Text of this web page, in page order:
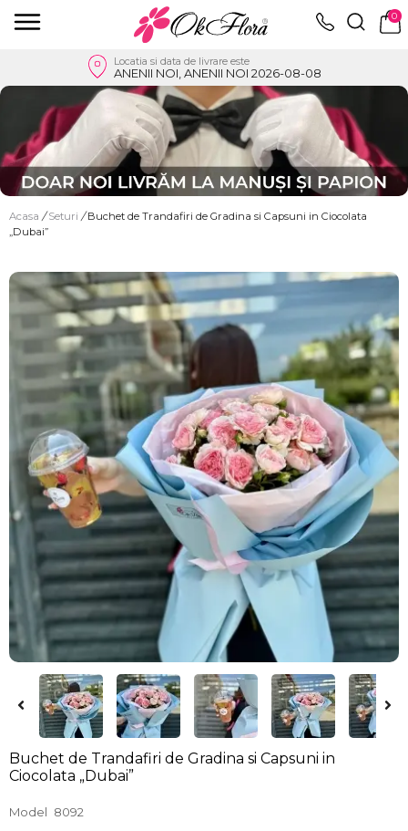
0
Locatia si data de livrare este
ANENII NOI, ANENII NOI 2026-08-08
Acasa / Seturi / Buchet de Trandafiri de Gradina si Capsuni in Ciocolata
„Dubai”
Buchet de Trandafiri de Gradina si Capsuni in
Ciocolata „Dubai”
Model 8092